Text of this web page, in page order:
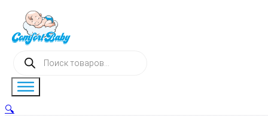
Поиск
товаров
🔍